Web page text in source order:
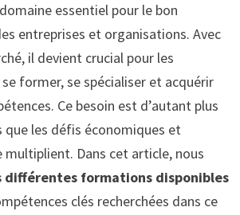
essentiel pour le bon
entreprises et organisations. Avec
il devient crucial pour les
former, se spécialiser et acquérir
Ce besoin est d’autant plus
que les défis économiques et
multiplient. Dans cet article, nous
différentes formations disponibles
clés recherchées dans ce